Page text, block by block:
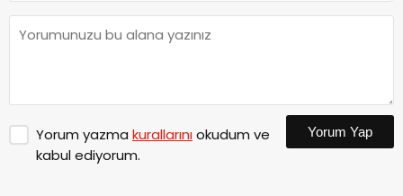
Yorum yazma kurallarınıokudum ve
kabul ediyorum.
Yorum Yap